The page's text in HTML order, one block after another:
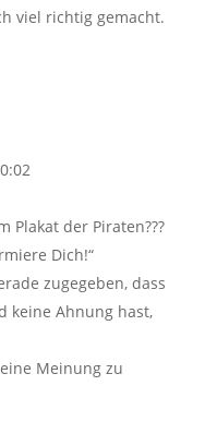
viel richtig gemacht.
Plakat der Piraten???
Dich!“
zugegeben, dass
keine Ahnung hast,
Meinung zu